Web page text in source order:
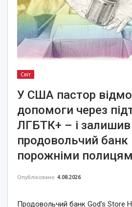
Світ
У США пастор
допомоги через
ЛГБТК+ – і залишив
продовольчий банк
порожніми
Опубліковано 4.08.2026
Продовольчий банк God’s Store